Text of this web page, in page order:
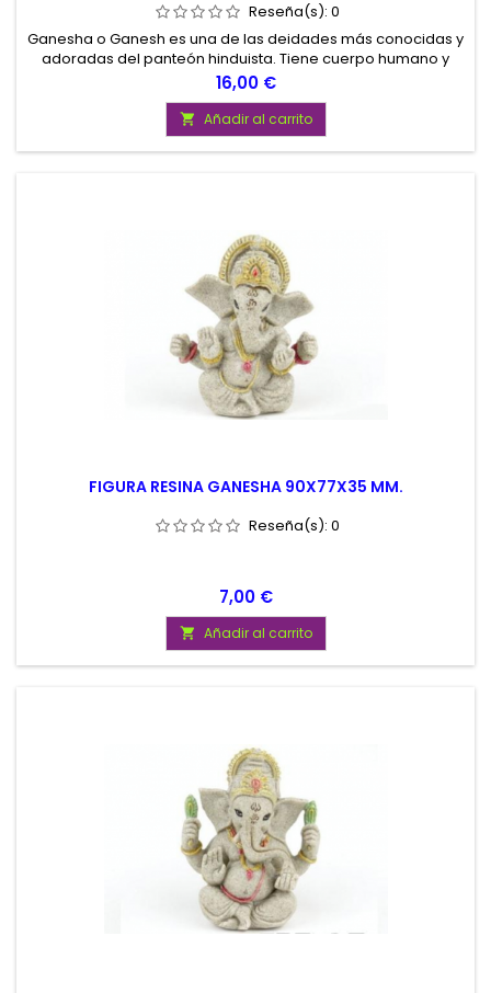
Reseña(s): 0
Ganesha o Ganesh es una de las deidades más conocidas y
adoradas del panteón hinduista. Tiene cuerpo humano y
cabeza de elefante. Es ampliamente reverenciado como
removedor de obstáculos, patrono de las artes y las
ciencias Si te apasiona la Diosa Ganesha y quieres saber
mas pincha aqui
Precio
16,00 €
 Añadir al carrito
FIGURA RESINA GANESHA 90X77X35 MM.
Reseña(s): 0
Precio
7,00 €
 Añadir al carrito